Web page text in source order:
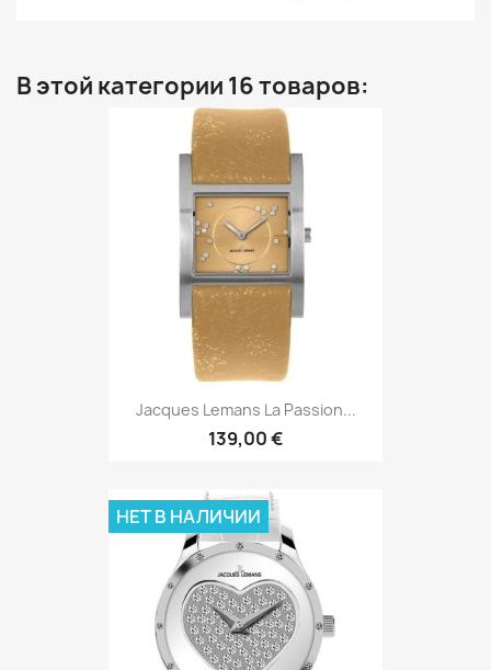
В этой категории 16 товаров:
Jacques Lemans La Passion...
139,00 €
НЕТ В НАЛИЧИИ